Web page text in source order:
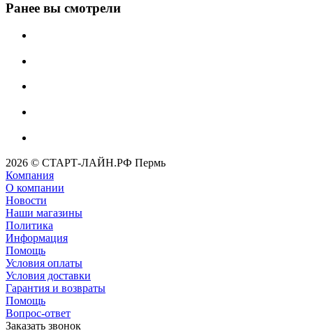
Ранее вы смотрели
2026 © СТАРТ-ЛАЙН.РФ Пермь
Компания
О компании
Новости
Наши магазины
Политика
Информация
Помощь
Условия оплаты
Условия доставки
Гарантия и возвраты
Помощь
Вопрос-ответ
Заказать звонок